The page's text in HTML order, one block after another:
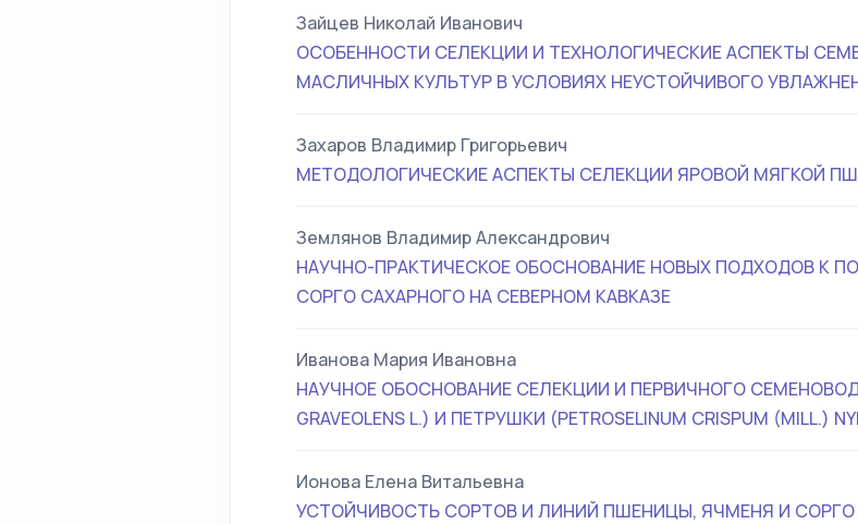
Зайцев Николай Иванович
ОСОБЕННОСТИ СЕЛЕКЦИИ И ТЕХНОЛОГИЧЕСКИЕ АСПЕКТЫ
МАСЛИЧНЫХ КУЛЬТУР В УСЛОВИЯХ НЕУСТОЙЧИВОГО
Захаров Владимир Григорьевич
МЕТОДОЛОГИЧЕСКИЕ АСПЕКТЫ СЕЛЕКЦИИ ЯРОВОЙ МЯГКОЙ
Землянов Владимир Александрович
НАУЧНО-ПРАКТИЧЕСКОЕ ОБОСНОВАНИЕ НОВЫХ ПОДХОДОВ К
СОРГО САХАРНОГО НА СЕВЕРНОМ КАВКАЗЕ
Иванова Мария Ивановна
НАУЧНОЕ ОБОСНОВАНИЕ СЕЛЕКЦИИ И ПЕРВИЧНОГО
GRAVEOLENS L.) И ПЕТРУШКИ (PETROSELINUM CRISPUM (MILL.)
Ионова Елена Витальевна
УСТОЙЧИВОСТЬ СОРТОВ И ЛИНИЙ ПШЕНИЦЫ, ЯЧМЕНЯ И